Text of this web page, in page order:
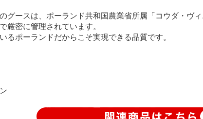
グースは、ポーランド共和国農業省所属「コウダ・ヴ
厳密に管理されています。
るポーランドだからこそ実現できる品質です。